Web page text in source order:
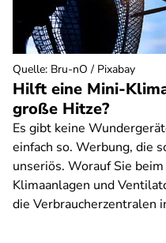
Hilft eine Mini-
große Hitze?
Es gibt keine
einfach so. Werbung, die
unseriös. Worauf Sie
Klimaanlagen und
die Verbraucherzentralen
Quelle: Bru-nO / Pixabay